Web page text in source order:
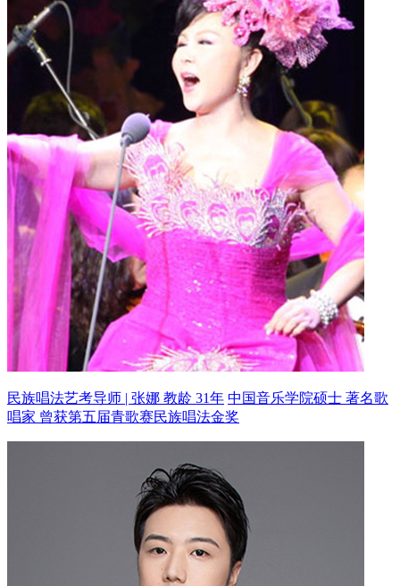
民族唱法艺考导师 | 张娜 教龄 31年 中国音乐学院硕士 著名歌
唱家 曾获第五届青歌赛民族唱法金奖